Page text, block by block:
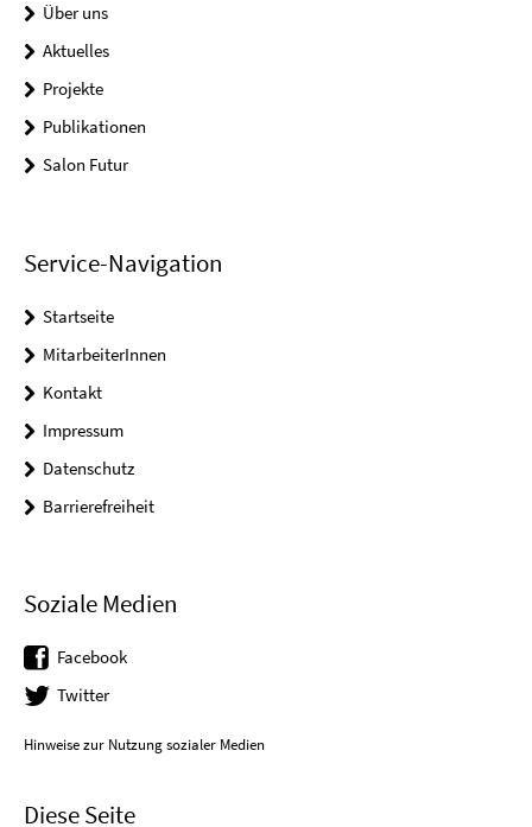
Über uns
Aktuelles
Projekte
Publikationen
Salon Futur
Service-Navigation
Startseite
MitarbeiterInnen
Kontakt
Impressum
Datenschutz
Barrierefreiheit
Soziale Medien
Facebook
Twitter
Hinweise zur Nutzung sozialer Medien
Diese Seite